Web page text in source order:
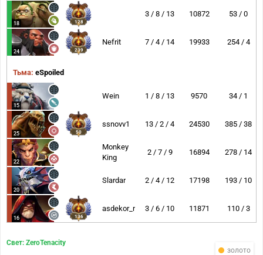
18 128
3 / 8 / 13 10872 53 / 0
24 239
Nefrit 7 / 4 / 14 19933 254 / 4
Тьма: eSpoiled
15
Wein 1 / 8 / 13 9570 34 / 1
25 50
ssnovv1 13 / 2 / 4 24530 385 / 38
22
Monkey
King
2 / 7 / 9 16894 278 / 14
20
Slardar 2 / 4 / 12 17198 193 / 10
16 136
asdekor_r 3 / 6 / 10 11871 110 / 3
золото
Свет: ZeroTenacity